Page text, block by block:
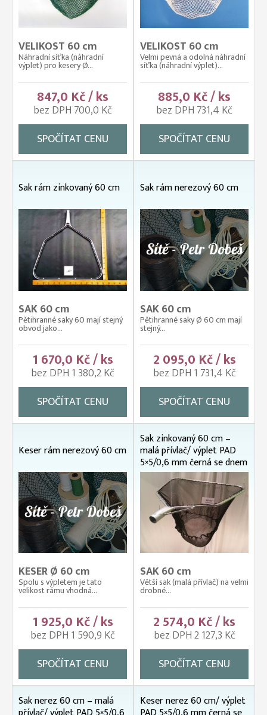
VELIKOST 60 cm
Náhradní síťka (náhradní
výplet) pro kesery Ø...
847,0 Kč / ks
bez DPH 700,0 Kč
SPOČÍTAT CENU
VELIKOST 60 cm
Velmi pevná a odolná náhradní
síťka (náhradní výplet)...
885,0 Kč / ks
bez DPH 731,4 Kč
SPOČÍTAT CENU
Sak rám zinkovaný 60 cm
SAK 60 cm
Pětihranné saky 60 mají stejný
obvod jako...
1 670,0 Kč / ks
bez DPH 1 380,2 Kč
SPOČÍTAT CENU
Sak rám nerezový 60 cm
SAK 60 cm
Pětihranné saky Ø 60 cm mají
stejný...
2 095,0 Kč / ks
bez DPH 1 731,4 Kč
SPOČÍTAT CENU
Keser rám nerezový 60 cm
KESER Ø 60 cm
Spolu s výpletem je tato
velikost rámu vhodná...
1 925,0 Kč / ks
bez DPH 1 590,9 Kč
SPOČÍTAT CENU
Sak zinkovaný 60 cm –
malá přívlač/ výplet PAD
5×5/0,6 mm černá se dnem
SAK 60 cm
Větší sak (malá přívlač) na velmi
drobné...
2 574,0 Kč / ks
bez DPH 2 127,3 Kč
SPOČÍTAT CENU
Sak nerez 60 cm – malá Keser nerez 60 cm/ výplet